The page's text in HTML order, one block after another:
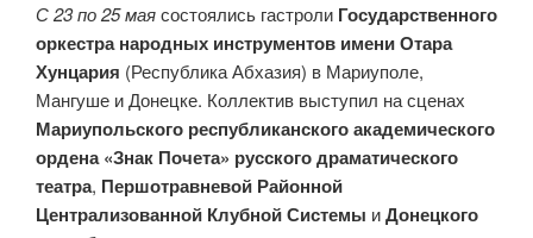
С 23 по 25 маясостоялись гастроли Государственного
оркестра народных инструментов имени Отара
Хунцария (Республика Абхазия) в Мариуполе,
Мангуше и Донецке. Коллектив выступил на сценах
Мариупольского республиканского академического
ордена «Знак Почета» русского драматического
театра, Першотравневой Районной
Централизованной Клубной Системы иДонецкого